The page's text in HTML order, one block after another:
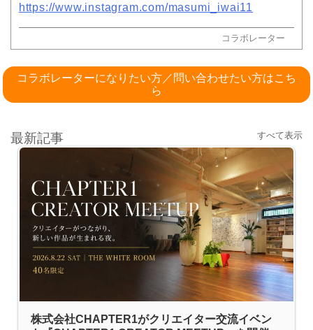
https://www.instagram.com/masumi_iwai11
コラボレーター
コラボレーターになりたい方／問い合わせたい方はこち
ら
最新記事 すべて表示
株式会社CHAPTER1がクリエイター交流イベン